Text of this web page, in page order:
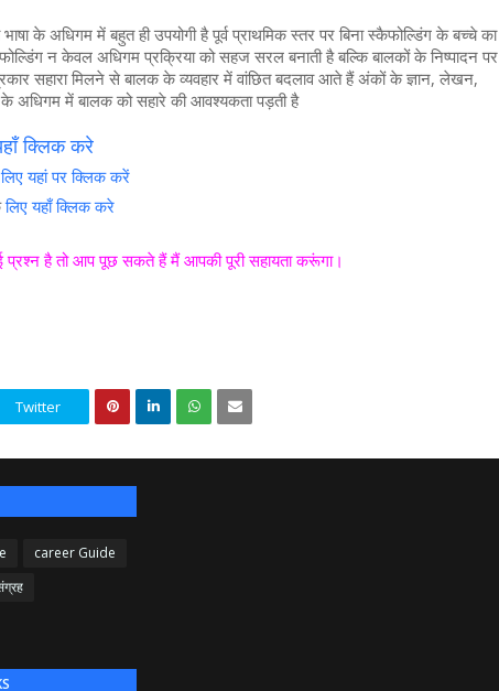
के अधिगम में बहुत ही उपयोगी है पूर्व प्राथमिक स्तर पर बिनास्कैफोल्डिंग के बच्चे का
न केवल अधिगम प्रक्रिया को सहज सरल बनाती है बल्कि बालकों के निष्पादन पर
सहारा मिलने से बालक के व्यवहार में वांछित बदलाव आते हैं अंकों के ज्ञान, लेखन,
अधिगम में बालक को सहारे की आवश्यकता पड़ती है
क्लिक करे
लिए यहां पर क्लिक करें
लिए यहाँ क्लिक करे
प्रश्न है तो आप पूछ सकते हैं मैं आपकी पूरी सहायता करूंगा।
Twitter
career Guide